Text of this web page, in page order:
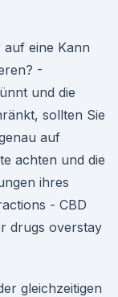
auf eine Kann
-
und die
sollten Sie
auf
achten und die
ihres
- CBD
drugs overstay
gleichzeitigen